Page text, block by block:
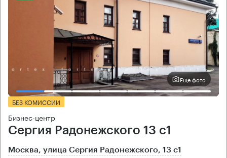
Еще фото
БЕЗ КОМИССИИ
Бизнес-центр
Сергия Радонежского 13 с1
Москва, улица Сергия Радонежского, 13 с1